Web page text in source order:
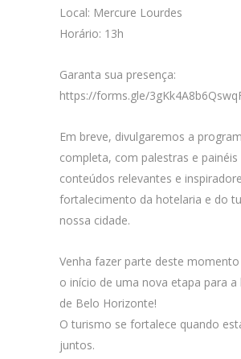
Local: Mercure Lourdes
Horário: 13h
Garanta sua presença:
https://forms.gle/
Em breve, divulgaremos a
completa, com palestras e
conteúdos relevantes e
fortalecimento da hotelaria e do
nossa cidade.
Venha fazer parte deste
o início de uma nova etapa para a
de Belo Horizonte!
O turismo se fortalece quando
juntos.